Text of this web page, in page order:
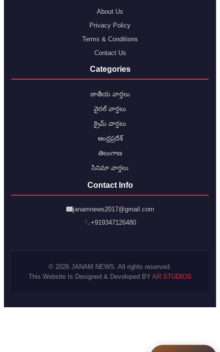
About Us
Privacy Policy
Terms & Conditions
Contact Us
Categories
జాతీయ వార్తలు
వైరల్ వార్తలు
క్రైమ్ వార్తలు
ఆంధ్రప్రదేశ్
తెలంగాణ
సినిమా వార్తలు
Contact Info
janamnews2017@gmail.com
+919347126480
© 2026 JANAM NEWS. All rights reserved.
This Website Is Designed & Devoloped BY AR STUDIOS